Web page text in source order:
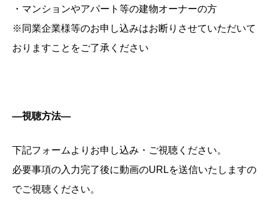
・マンションやアパート等の建物オーナーの方
※同業企業様等のお申し込みはお断りさせていただいて
おりますことをご了承ください
―視聴方法―
下記フォームよりお申し込み・ご視聴ください。
必要事項の入力完了後に動画のURLを送信いたしますの
でご視聴ください。